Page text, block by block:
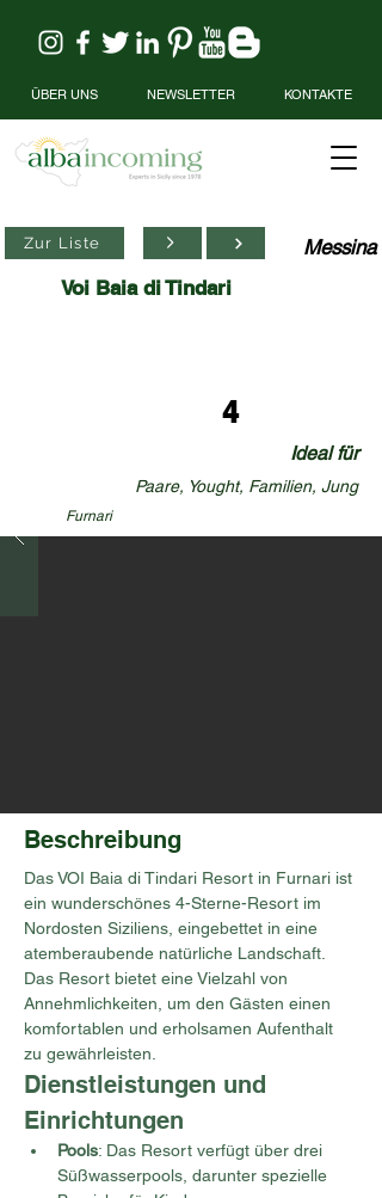
ÜBER UNS NEWSLETTER KONTAKTE
Zur Liste
Messina
Voi Baia di Tindari
4
Ideal für
Paare, Yought, Familien, Jung
Furnari
Beschreibung
Das VOI Baia di Tindari Resort in Furnari ist
ein wunderschönes 4-Sterne-Resort im
Nordosten Siziliens, eingebettet in eine
atemberaubende natürliche Landschaft.
Das Resort bietet eine Vielzahl von
Annehmlichkeiten, um den Gästen einen
komfortablen und erholsamen Aufenthalt
zu gewährleisten.
Dienstleistungen und
Einrichtungen
Pools: Das Resort verfügt über drei
Süßwasserpools, darunter spezielle